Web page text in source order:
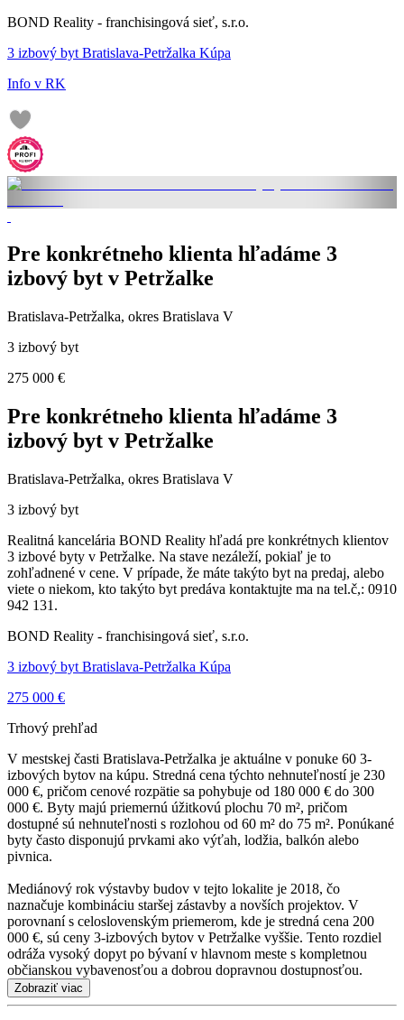
BOND Reality - franchisingová sieť, s.r.o.
3 izbový byt Bratislava-Petržalka Kúpa
Info v RK
Pre konkrétneho klienta hľadáme 3
izbový byt v Petržalke
Bratislava-Petržalka, okres Bratislava V
3 izbový byt
275 000 €
Pre konkrétneho klienta hľadáme 3
izbový byt v Petržalke
Bratislava-Petržalka, okres Bratislava V
3 izbový byt
Realitná kancelária BOND Reality hľadá pre konkrétnych klientov
3 izbové byty v Petržalke. Na stave nezáleží, pokiaľ je to
zohľadnené v cene. V prípade, že máte takýto byt na predaj, alebo
viete o niekom, kto takýto byt predáva kontaktujte ma na tel.č,: 0910
942 131.
BOND Reality - franchisingová sieť, s.r.o.
3 izbový byt Bratislava-Petržalka Kúpa
275 000 €
Trhový prehľad
V mestskej časti Bratislava-Petržalka je aktuálne v ponuke 60 3-
izbových bytov na kúpu. Stredná cena týchto nehnuteľností je 230
000 €, pričom cenové rozpätie sa pohybuje od 180 000 € do 300
000 €. Byty majú priemernú úžitkovú plochu 70 m², pričom
dostupné sú nehnuteľnosti s rozlohou od 60 m² do 75 m². Ponúkané
byty často disponujú prvkami ako výťah, lodžia, balkón alebo
pivnica.
Mediánový rok výstavby budov v tejto lokalite je 2018, čo
naznačuje kombináciu staršej zástavby a novších projektov. V
porovnaní s celoslovenským priemerom, kde je stredná cena 200
000 €, sú ceny 3-izbových bytov v Petržalke vyššie. Tento rozdiel
odráža vysoký dopyt po bývaní v hlavnom meste s kompletnou
občianskou vybavenosťou a dobrou dopravnou dostupnosťou.
Zobraziť viac